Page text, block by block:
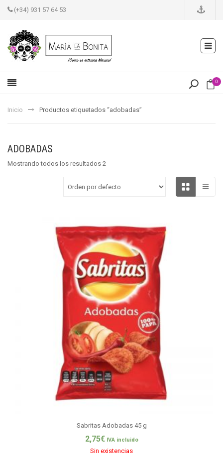
(+34) 931 57 64 53
0
Inicio Productos etiquetados “adobadas”
ADOBADAS
Mostrando todos los resultados 2
Sabritas Adobadas 45 g
2,75€ IVA incluido
Sin existencias